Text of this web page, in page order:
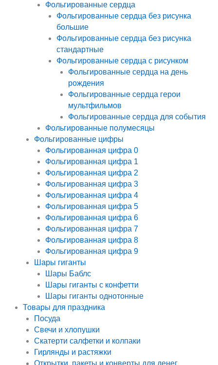
Фольгированные сердца
Фольгированные сердца без рисунка
большие
Фольгированные сердца без рисунка
стандартные
Фольгированные сердца с рисунком
Фольгированные сердца на день
рождения
Фольгированные сердца герои
мультфильмов
Фольгированные сердца для события
Фольгированные полумесяцы
Фольгированные цифры
Фольгированная цифра 0
Фольгированная цифра 1
Фольгированная цифра 2
Фольгированная цифра 3
Фольгированная цифра 4
Фольгированная цифра 5
Фольгированная цифра 6
Фольгированная цифра 7
Фольгированная цифра 8
Фольгированная цифра 9
Шары гиганты
Шары Баблс
Шары гиганты с конфетти
Шары гиганты однотонные
Товары для праздника
Посуда
Свечи и хлопушки
Скатерти салфетки и колпаки
Гирлянды и растяжки